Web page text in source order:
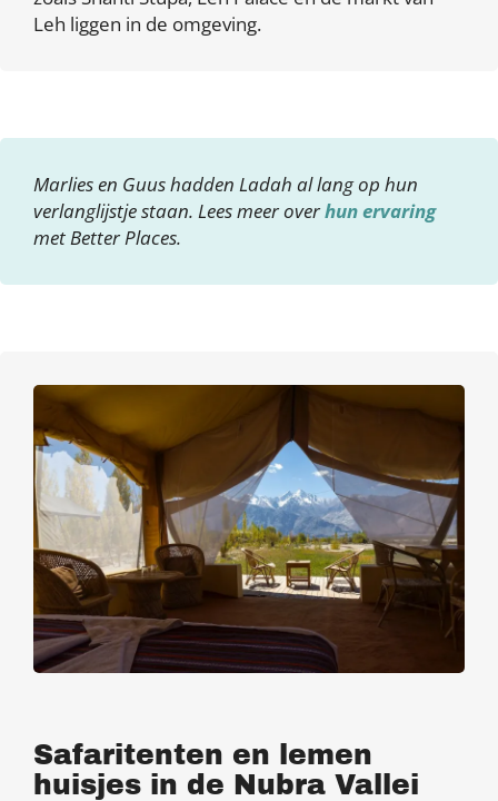
Leh liggen in de omgeving.
Marlies en Guus hadden Ladah al lang op hun
verlanglijstje staan. Lees meer overhun ervaring
met Better Places.
Safaritenten en lemen
huisjes in de Nubra Vallei